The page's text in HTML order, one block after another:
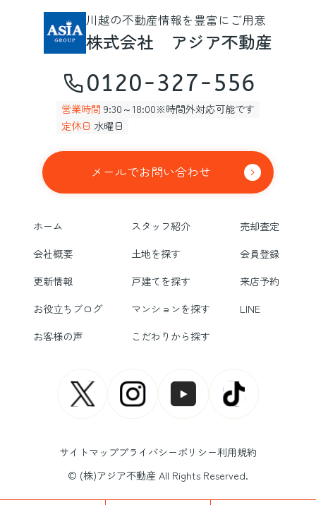
川越の不動産情報を豊富にご用意
株式会社 アジア不動産
0120-327-556
営業時間 9:30～18:00※時間外対応可能です
定休日 水曜日
メールでお問い合わせ
ホーム スタッフ紹介
売却査定
会社概要
土地を探す
会員登録
更新情報
戸建てを探す
来店予約
お役立ちブログ
マンションを探す
LINE
お客様の声
こだわりから探す
サイトマッププライバシーポリシー利用規約
© (株)アジア不動産 All Rights Reserved.